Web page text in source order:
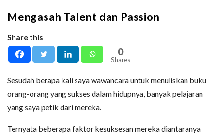
Mengasah Talent dan Passion
Share this
0
Shares
Sesudah berapa kali saya wawancara untuk menuliskan buku
orang-orang yang sukses dalam hidupnya, banyak pelajaran
yang saya petik dari mereka.
Ternyata beberapa faktor kesuksesan mereka diantaranya